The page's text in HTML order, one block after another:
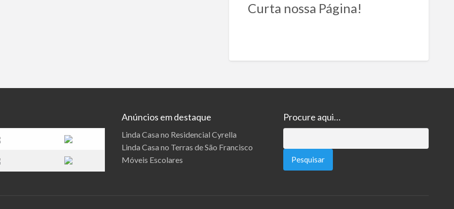
Curta nossa Página!
Anúncios em destaque
Linda Casa no Residencial Cyrella
Linda Casa no Terras de São Francisco
Móveis Escolares
Procure aqui…
por: